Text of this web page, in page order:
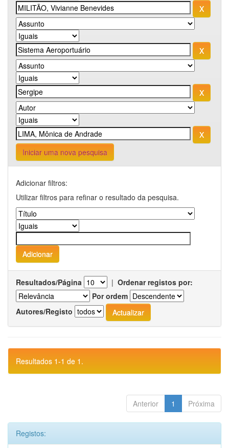
Iniciar uma nova pesquisa
Adicionar filtros:
Utilizar filtros para refinar o resultado da pesquisa.
Resultados/Página | Ordenar registos por:
Por ordem
Autores/Registo
Resultados 1-1 de 1.
Anterior 1 Próxima
Registos: